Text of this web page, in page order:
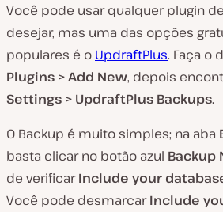
Você pode usar qualquer plugin
desejar, mas uma das opções
populares é o UpdraftPlus. Faça o
Plugins > Add New, depois
Settings > UpdraftPlus Backups.
O Backup é muito simples; na aba
basta clicar no botão azul Backup
de verificarInclude your
Você pode desmarcarInclude